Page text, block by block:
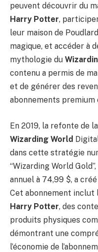
peuvent découvrir du
Harry Potter,
leur maison de
magique, et accéder à
mythologie du
contenu a permis de
et de générer des
abonnements
En 2019, la refonte de
Wizarding World
dans cette stratégie
“Wizarding World
annuel à 74,99 $, a
Cet abonnement inclut
Harry Potter, des
produits physiques
démontrant une
l’économie de